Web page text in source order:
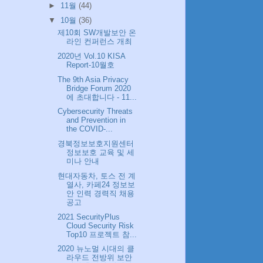
► 11월 (44)
▼ 10월 (36)
제10회 SW개발보안 온
라인 컨퍼런스 개최
2020년 Vol.10 KISA
Report-10월호
The 9th Asia Privacy
Bridge Forum 2020
에 초대합니다 - 11...
Cybersecurity Threats
and Prevention in
the COVID-...
경북정보보호지원센터
정보보호 교육 및 세
미나 안내
현대자동차, 토스 전 계
열사, 카페24 정보보
안 인력 경력직 채용
공고
2021 SecurityPlus
Cloud Security Risk
Top10 프로젝트 참...
2020 뉴노멀 시대의 클
라우드 전방위 보안